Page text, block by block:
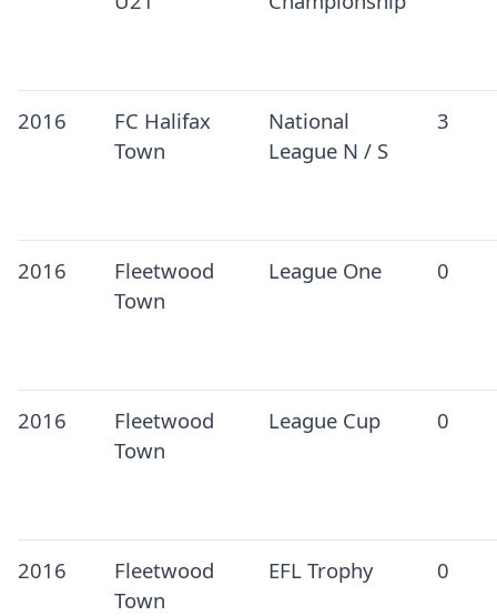
2016
FC Halifax
Town
National
League N / S
3
2016
Fleetwood
Town
League One 0
2016
Fleetwood
Town
League Cup 0
2016
Fleetwood
Town
EFL Trophy 0